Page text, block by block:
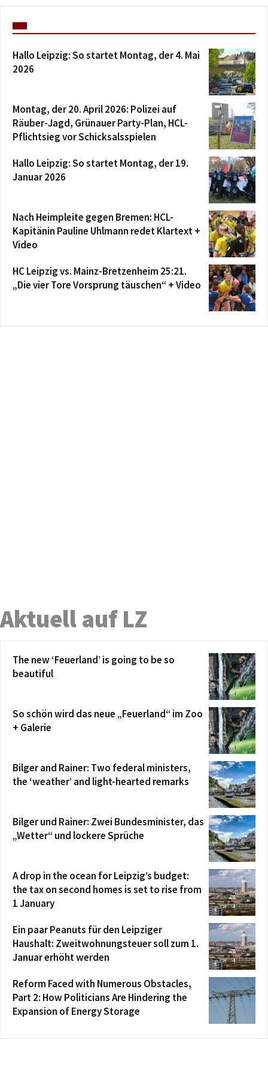
Hallo Leipzig: So startet Montag, der 4. Mai
2026
Montag, der 20. April 2026: Polizei auf
Räuber-Jagd, Grünauer Party-Plan, HCL-
Pflichtsieg vor Schicksalsspielen
Hallo Leipzig: So startet Montag, der 19.
Januar 2026
Nach Heimpleite gegen Bremen: HCL-
Kapitänin Pauline Uhlmann redet Klartext +
Video
HC Leipzig vs. Mainz-Bretzenheim 25:21.
„Die vier Tore Vorsprung täuschen“ + Video
Aktuell auf LZ
The new ‘Feuerland’ is going to be so
beautiful
So schön wird das neue „Feuerland“ im Zoo
+ Galerie
Bilger and Rainer: Two federal ministers,
the ‘weather’ and light-hearted remarks
Bilger und Rainer: Zwei Bundesminister, das
„Wetter“ und lockere Sprüche
A drop in the ocean for Leipzig’s budget:
the tax on second homes is set to rise from
1 January
Ein paar Peanuts für den Leipziger
Haushalt: Zweitwohnungsteuer soll zum 1.
Januar erhöht werden
Reform Faced with Numerous Obstacles,
Part 2: How Politicians Are Hindering the
Expansion of Energy Storage